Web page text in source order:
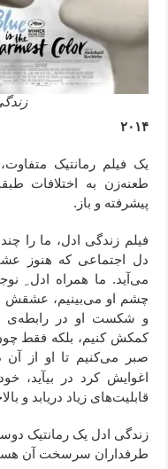
۲۰۱۴
یک فیلم رمانتیک
طعنه‌زن به اختلافات
پیشرفته و باز.
فیلم زندگی ادل، ما را
دل اجتماعی که هنوز
می‌آید. ما همراه ادل
چشم او می‌بینیم، عشقش و
و شکست او در رابطه‌ی
کمکش کنیم، بلکه فقط
صبر می‌کنیم تا او از آن
اغوایش کرد در بیآید،
قابلیت‌های زیاد دریابد و
زندگی ادل یک رمانتیک
طرفداران سرسخت آن